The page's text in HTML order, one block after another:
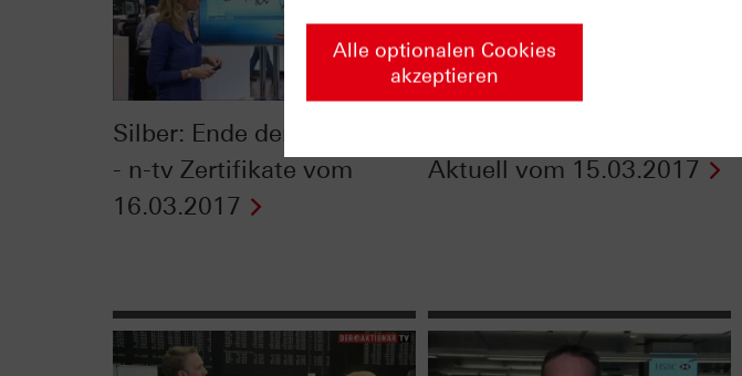
Silber: Ende der Erholung?
- n-tv Zertifikate vom
16.03.2017
Aktuell vom 15.03.2017
Alle optionalen Cookies
akzeptieren